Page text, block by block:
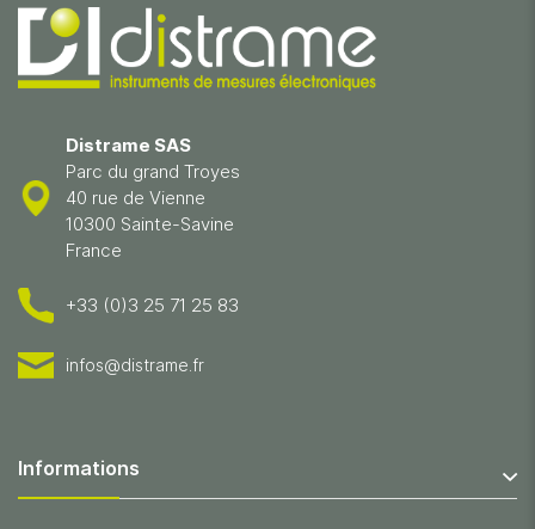
Distrame SAS
Parc du grand Troyes
40 rue de Vienne
10300 Sainte-Savine
France
+33 (0)3 25 71 25 83
infos@distrame.fr
Informations